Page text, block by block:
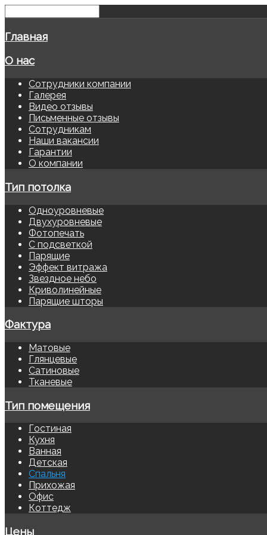
Главная
О нас
Сотрудники компании
Галерея
Видео отзывы
Письменные отзывы
Сотрудникам
Наши вакансии
Гарантии
О компании
Тип потолка
Одноуровневые
Двухуровневые
Фотопечать
С подсветкой
Парящие
Эффект витража
Звездное небо
Криволинейные
Парящие шторы
Фактура
Матовые
Глянцевые
Сатиновые
Тканевые
Тип помещения
Гостиная
Кухня
Ванная
Детская
Спальня
Прихожая
Офис
Коттедж
Цены